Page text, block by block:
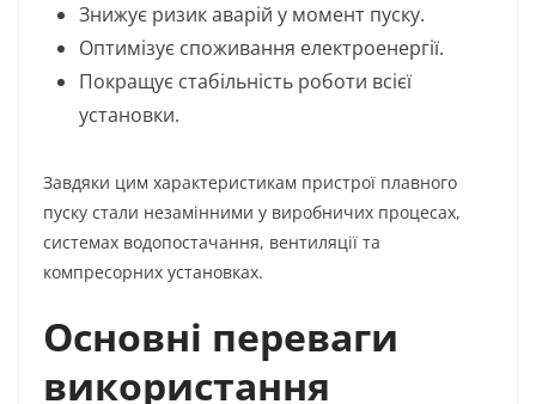
Знижує ризик аварій у момент пуску.
Оптимізує споживання електроенергії.
Покращує стабільність роботи всієї
установки.
Завдяки цим характеристикам пристрої плавного
пуску стали незамінними у виробничих процесах,
системах водопостачання, вентиляції та
компресорних установках.
Основні переваги
використання